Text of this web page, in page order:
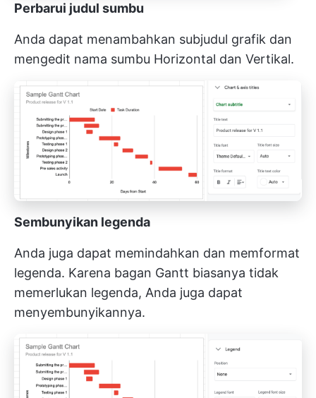
Perbarui judul sumbu
Anda dapat menambahkan subjudul grafik dan
mengedit nama sumbu Horizontal dan Vertikal.
Sembunyikan legenda
Anda juga dapat memindahkan dan memformat
legenda. Karena bagan Gantt biasanya tidak
memerlukan legenda, Anda juga dapat
menyembunyikannya.